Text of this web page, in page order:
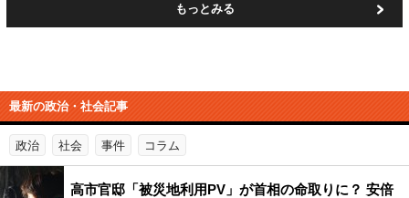
もっとみる
最新の政治・社会記事
政治 社会 事件 コラム
高市官邸「被災地利用PV」が首相の命取りに？ 安倍